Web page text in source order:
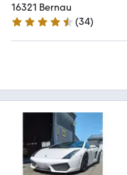
16321 Bernau
4.7 Sterne
(34)